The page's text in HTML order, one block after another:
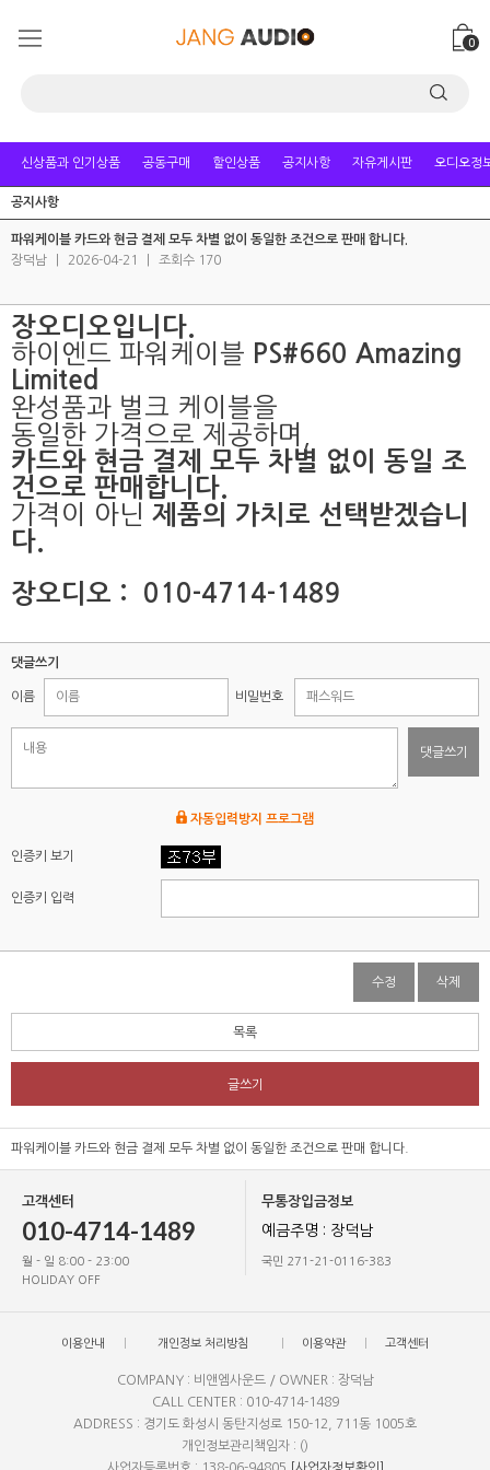
0
신상품과 인기상품 공동구매 할인상품 공지사항 자유게시판 오디오정
공지사항
파워케이블 카드와 현금 결제 모두 차별 없이 동일한 조건으로 판매 합니다.
장덕남
2026-04-21 조회수 170
장오디오입니다.
하이엔드 파워케이블 PS#660 Amazing
Limited
완성품과 벌크 케이블을
동일한 가격으로 제공하며,
카드와 현금 결제 모두 차별 없이 동일 조
건으로 판매합니다.
가격이 아닌 제품의 가치로 선택받겠습니
다.
장오디오 : 010-4714-1489
댓글쓰기
이름 비밀번호
댓글쓰기
자동입력방지 프로그램
인증키 보기
인증키 입력
수정 삭제
목록
글쓰기
파워케이블 카드와 현금 결제 모두 차별 없이 동일한 조건으로 판매 합니다.
고객센터
010-4714-1489
월 - 일 8:00 - 23:00
HOLIDAY OFF
무통장입금정보
예금주명 : 장덕남
국민 271-21-0116-383
이용안내 개인정보 처리방침 이용약관 고객센터
COMPANY : 비앤엠사운드 / OWNER : 장덕남
CALL CENTER : 010-4714-1489
ADDRESS : 경기도 화성시 동탄지성로 150-12, 711동 1005호
개인정보관리책임자 : ()